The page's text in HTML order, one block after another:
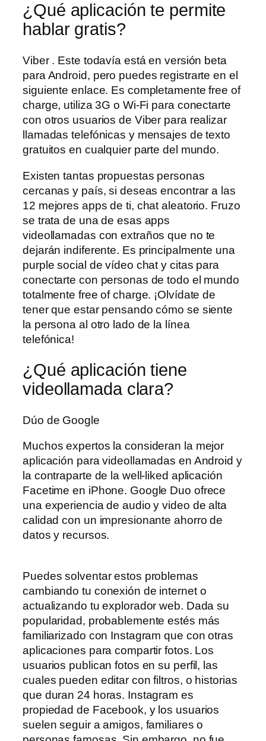
¿Qué aplicación te permite
hablar gratis?
Viber . Este todavía está en versión beta
para Android, pero puedes registrarte en el
siguiente enlace. Es completamente free of
charge, utiliza 3G o Wi-Fi para conectarte
con otros usuarios de Viber para realizar
llamadas telefónicas y mensajes de texto
gratuitos en cualquier parte del mundo.
Existen tantas propuestas personas
cercanas y país, si deseas encontrar a las
12 mejores apps de ti, chat aleatorio. Fruzo
se trata de una de esas apps
videollamadas con extraños que no te
dejarán indiferente. Es principalmente una
purple social de vídeo chat y citas para
conectarte con personas de todo el mundo
totalmente free of charge. ¡Olvídate de
tener que estar pensando cómo se siente
la persona al otro lado de la línea
telefónica!
¿Qué aplicación tiene
videollamada clara?
Dúo de Google
Muchos expertos la consideran la mejor
aplicación para videollamadas en Android y
la contraparte de la well-liked aplicación
Facetime en iPhone. Google Duo ofrece
una experiencia de audio y video de alta
calidad con un impresionante ahorro de
datos y recursos.
Puedes solventar estos problemas
cambiando tu conexión de internet o
actualizando tu explorador web. Dada su
popularidad, probablemente estés más
familiarizado con Instagram que con otras
aplicaciones para compartir fotos. Los
usuarios publican fotos en su perfil, las
cuales pueden editar con filtros, o historias
que duran 24 horas. Instagram es
propiedad de Facebook, y los usuarios
suelen seguir a amigos, familiares o